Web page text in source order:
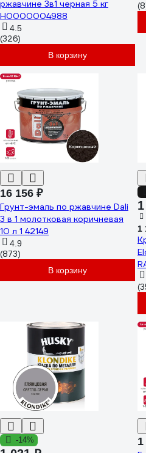
ржавчине 3в1 черная 5 кг
Н0000004988
4.5
(326)
В корзину
16 156 ₽
Грунт-эмаль по ржавчине Dali
3 в 1 молотковая коричневая
10 л 1 42149
4.9
(873)
В корзину
1
-14%